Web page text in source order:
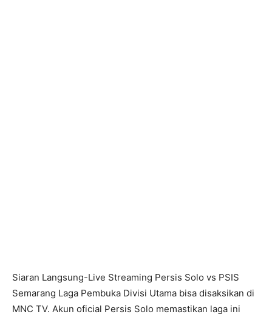
Siaran Langsung-Live Streaming Persis Solo vs PSIS
Semarang Laga Pembuka Divisi Utama bisa disaksikan di
MNC TV. Akun oficial Persis Solo memastikan laga ini